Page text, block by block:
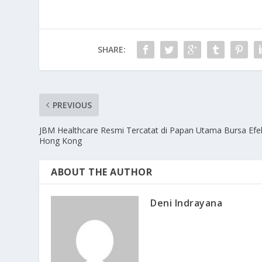
SHARE:
PREVIOUS
JBM Healthcare Resmi Tercatat di Papan Utama Bursa
Hong Kong
ABOUT THE AUTHOR
Deni Indrayana